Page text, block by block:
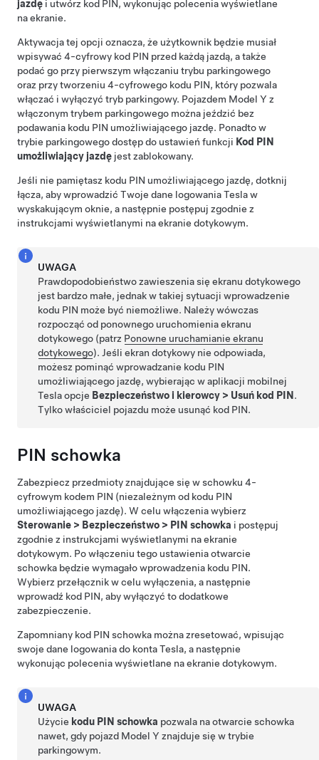
jazdę i utwórz kod PIN, wykonując polecenia wyświetlane
na ekranie.
Aktywacja tej opcji oznacza, że użytkownik będzie musiał
wpisywać 4-cyfrowy kod PIN przed każdą jazdą, a także
podać go przy pierwszym włączaniu trybu parkingowego
oraz przy tworzeniu 4-cyfrowego kodu PIN, który pozwala
włączać i wyłączyć tryb parkingowy. Pojazdem Model Y z
włączonym trybem parkingowego można jeździć bez
podawania kodu PIN umożliwiającego jazdę. Ponadto w
trybie parkingowego dostęp do ustawień funkcji Kod PIN
umożliwiający jazdę jest zablokowany.
Jeśli nie pamiętasz kodu PIN umożliwiającego jazdę, dotknij
łącza, aby wprowadzić Twoje dane logowania Tesla w
wyskakującym oknie, a następnie postępuj zgodnie z
instrukcjami wyświetlanymi na ekranie dotykowym.
UWAGA
Prawdopodobieństwo zawieszenia się ekranu dotykowego
jest bardzo małe, jednak w takiej sytuacji wprowadzenie
kodu PIN może być niemożliwe. Należy wówczas
rozpocząć od ponownego uruchomienia ekranu
dotykowego (patrz Ponowne uruchamianie ekranu
dotykowego). Jeśli ekran dotykowy nie odpowiada,
możesz pominąć wprowadzanie kodu PIN
umożliwiającego jazdę, wybierając w aplikacji mobilnej
Tesla opcje Bezpieczeństwo i kierowcy > Usuń kod PIN .
Tylko właściciel pojazdu może usunąć kod PIN.
PIN schowka
Zabezpiecz przedmioty znajdujące się w schowku 4-
cyfrowym kodem PIN (niezależnym od kodu PIN
umożliwiającego jazdę). W celu włączenia wybierz
Sterowanie > Bezpieczeństwo > PIN schowka i postępuj
zgodnie z instrukcjami wyświetlanymi na ekranie
dotykowym. Po włączeniu tego ustawienia otwarcie
schowka będzie wymagało wprowadzenia kodu PIN.
Wybierz przełącznik w celu wyłączenia, a następnie
wprowadź kod PIN, aby wyłączyć to dodatkowe
zabezpieczenie.
Zapomniany kod PIN schowka można zresetować, wpisując
swoje dane logowania do konta Tesla, a następnie
wykonując polecenia wyświetlane na ekranie dotykowym.
UWAGA
Użycie kodu PIN schowka pozwala na otwarcie schowka
nawet, gdy pojazd Model Y znajduje się w trybie
parkingowym.